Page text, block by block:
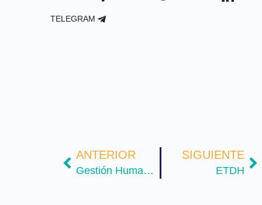
TELEGRAM
ANTERIOR
Gestión Humana y Teletrabajo
SIGUIENTE
ETDH